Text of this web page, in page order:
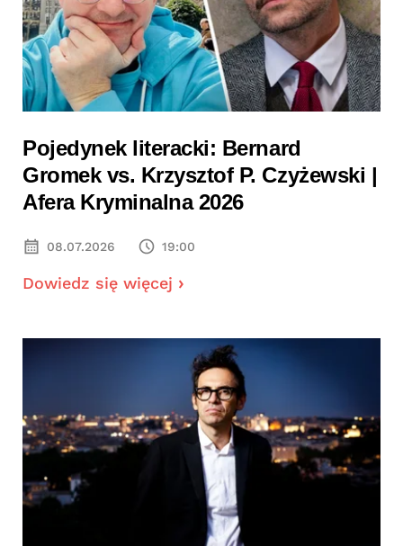
Pojedynek literacki: Bernard
Gromek vs. Krzysztof P. Czyżewski |
Afera Kryminalna 2026
08.07.2026 19:00
Dowiedz się więcej